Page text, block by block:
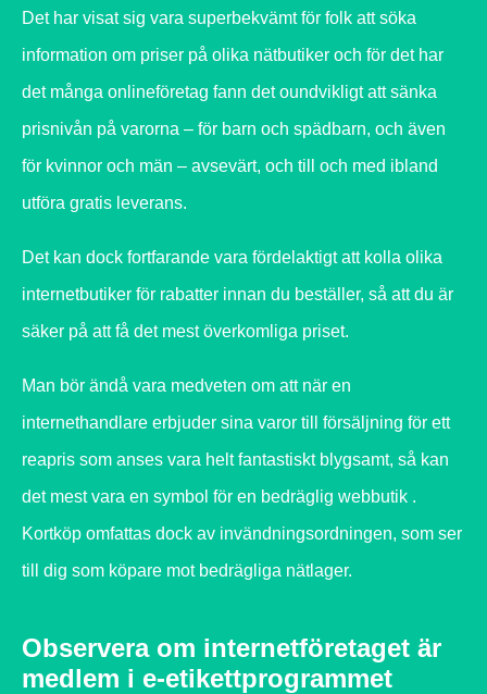
Det har visat sig vara superbekvämt för folk att söka
information om priser på olika nätbutiker och för det har
det många onlineföretag fann det oundvikligt att sänka
prisnivån på varorna – för barn och spädbarn, och även
för kvinnor och män – avsevärt, och till och med ibland
utföra gratis leverans.
Det kan dock fortfarande vara fördelaktigt att kolla olika
internetbutiker för rabatter innan du beställer, så att du är
säker på att få det mest överkomliga priset.
Man bör ändå vara medveten om att när en
internethandlare erbjuder sina varor till försäljning för ett
reapris som anses vara helt fantastiskt blygsamt, så kan
det mest vara en symbol för en bedräglig webbutik .
Kortköp omfattas dock av invändningsordningen, som ser
till dig som köpare mot bedrägliga nätlager.
Observera om internetföretaget är
medlem i e-etikettprogrammet